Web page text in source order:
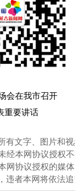
会在我市召开
重要讲话
有文字、图片和
经本网协议授权
网协议授权的媒
违者本网将依法